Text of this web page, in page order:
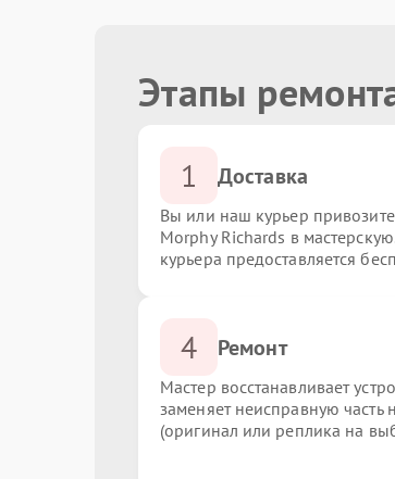
Этапы
1 Доставка
Вы или наш курьер привозите
Morphy Richards в
курьера предоставляется
4 Ремонт
Мастер восстанавливает
заменяет неисправную часть
(оригинал или реплика на